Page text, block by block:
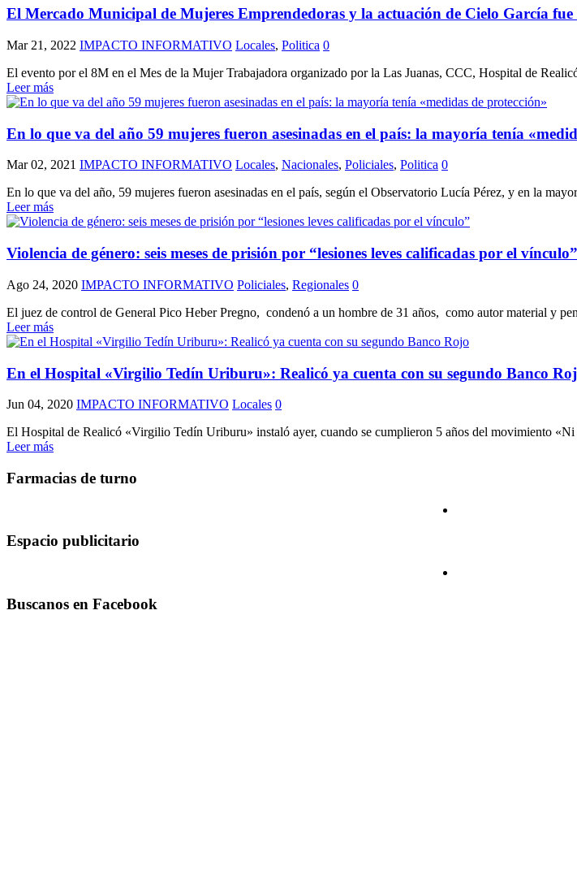
El Mercado Municipal de Mujeres Emprendedoras y la actuación de Cielo García
Mar 21, 2022 IMPACTO INFORMATIVO Locales, Politica 0
El evento por el 8M en el Mes de la Mujer Trabajadora organizado por la Las Juanas, CCC, Hospital de
Leer más
En lo que va del año 59 mujeres fueron asesinadas en el país: la mayoría tenía
Mar 02, 2021 IMPACTO INFORMATIVO Locales, Nacionales, Policiales, Politica 0
En lo que va del año, 59 mujeres fueron asesinadas en el país, según el Observatorio Lucía Pérez, y en la
Leer más
Violencia de género: seis meses de prisión por “lesiones leves calificadas por el vínculo”
Ago 24, 2020 IMPACTO INFORMATIVO Policiales, Regionales 0
El juez de control de General Pico Heber Pregno, condenó a un hombre de 31 años, como autor material y
Leer más
En el Hospital «Virgilio Tedín Uriburu»: Realicó ya cuenta con su segundo Banco
Jun 04, 2020 IMPACTO INFORMATIVO Locales 0
El Hospital de Realicó «Virgilio Tedín Uriburu» instaló ayer, cuando se cumplieron 5 años del movimiento
Leer más
Farmacias de turno
Espacio publicitario
Buscanos en Facebook